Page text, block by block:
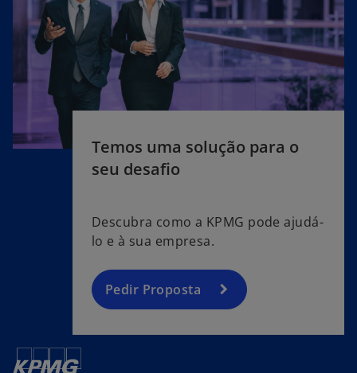
Temos uma solução para o
seu desafio
Descubra como a KPMG pode ajudá-
lo e à sua empresa.
Pedir Proposta